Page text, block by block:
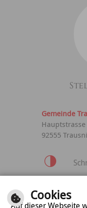
Gemeinde
Hauptstrasse
92555
Cookies
Auf dieser Webseite